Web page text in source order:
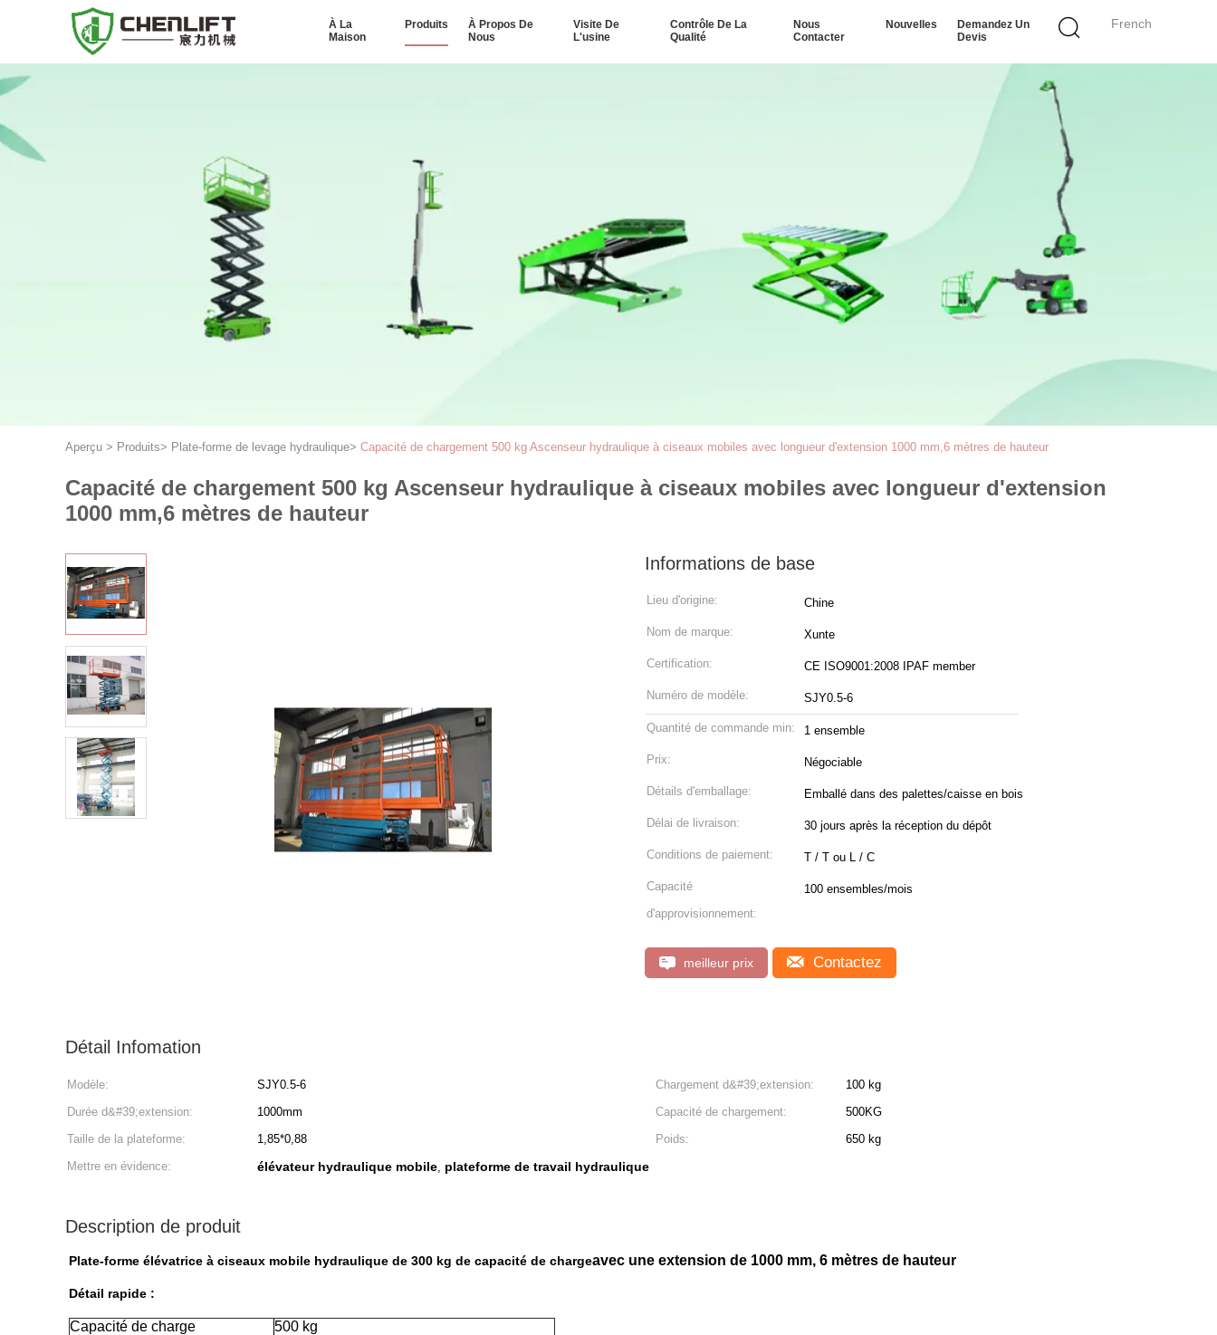
French
À La
Maison
Produits
À Propos De
Nous
Visite De
L'usine
Contrôle De La
Qualité
Nous
Contacter
Nouvelles
Demandez Un
Devis
Aperçu > Produits> Plate-forme de levage hydraulique> Capacité de chargement 500 kg Ascenseur hydraulique à ciseaux mobiles avec longueur d'extension 1000 mm,6 mètres de hauteur
Capacité de chargement 500 kg Ascenseur hydraulique à ciseaux mobiles avec longueur d'extension
1000 mm,6 mètres de hauteur
Informations de base
Lieu d'origine: Chine
Nom de marque: Xunte
Certification: CE ISO9001:2008 IPAF member
Numéro de modèle: SJY0.5-6
Quantité de commande min: 1 ensemble
Prix: Négociable
Détails d'emballage: Emballé dans des palettes/caisse en bois
Délai de livraison: 30 jours après la réception du dépôt
Conditions de paiement: T / T ou L / C
Capacité
d'approvisionnement:
100 ensembles/mois
meilleur prix Contactez
Détail Infomation
Modèle: SJY0.5-6 Chargement d&#39;extension:
100 kg
Durée d&#39;extension:
1000mm Capacité de chargement:
500KG
Taille de la plateforme:
1,85*0,88 Poids:
650 kg
Mettre en évidence:
élévateur hydraulique mobile, plateforme de travail hydraulique
Description de produit
Plate-forme élévatrice à ciseaux mobile hydraulique de 300 kg de capacité de chargeavec une extension de 1000 mm, 6 mètres de hauteur
Détail rapide :
Capacité de charge
500 kg